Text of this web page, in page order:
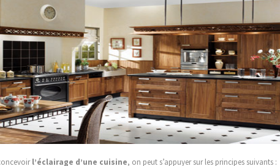
l’éclairage d’une cuisine, on peut s’appuyer sur les principes suivants :